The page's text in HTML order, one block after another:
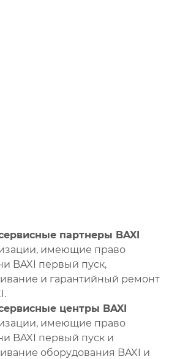
партнеры BAXI
имеющие право
BAXI первый пуск,
и гарантийный ремонт
центры BAXI
имеющие право
BAXI первый пуск и
оборудования BAXI и